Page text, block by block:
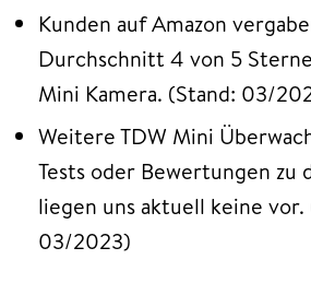
Kunden auf Amazon
Durchschnitt 4 von 5
Mini Kamera. (Stand: 03/
Weitere TDW Mini
Tests oder Bewertungen zu
liegen uns aktuell keine vor.
03/2023)